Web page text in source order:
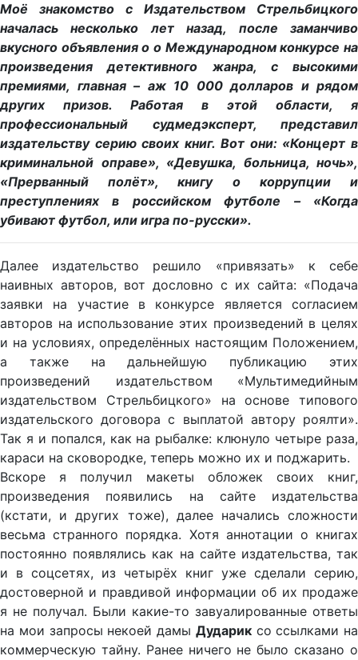
Моё знакомство с Издательством Стрельбицкого
началась несколько лет назад, после заманчиво
вкусного объявления о о Международном конкурсе на
произведения детективного жанра, с высокими
премиями, главная – аж 10 000 долларов и рядом
других призов. Работая в этой области, я
профессиональный судмедэксперт, представил
издательству серию своих книг. Вот они: «Концерт в
криминальной оправе», «Девушка, больница, ночь»,
«Прерванный полёт», книгу о коррупции и
преступлениях в российском футболе – «Когда
убивают футбол, или игра по-русски».
Далее издательство решило «привязать» к себе
наивных авторов, вот дословно с их сайта: «Подача
заявки на участие в конкурсе является согласием
авторов на использование этих произведений в целях
и на условиях, определённых настоящим Положением,
а также на дальнейшую публикацию этих
произведений издательством «Мультимедийным
издательством Стрельбицкого» на основе типового
издательского договора с выплатой автору роялти».
Так я и попался, как на рыбалке: клюнуло четыре раза,
караси на сковородке, теперь можно их и поджарить.
Вскоре я получил макеты обложек своих книг,
произведения появились на сайте издательства
(кстати, и других тоже), далее начались сложности
весьма странного порядка. Хотя аннотации о книгах
постоянно появлялись как на сайте издательства, так
и в соцсетях, из четырёх книг уже сделали серию,
достоверной и правдивой информации об их продаже
я не получал. Были какие-то завуалированные ответы
на мои запросы некоей дамы Дудариксо ссылками на
коммерческую тайну. Ранее ничего не было сказано о